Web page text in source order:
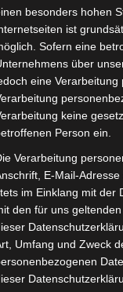
sich beim
besonders hohen
ist
Sofern eine
über
eine
keine
Person ein.
Verarbeitung
E-Mail-
im Einklang mit der
den für uns
Umfang und Zweck